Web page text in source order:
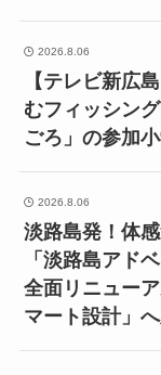
2026.8.06
【テレビ新広
むフィッシン
ごろ」の参加
2026.8.06
淡路島発！体
「淡路島アド
全面リニュー
マート設計」